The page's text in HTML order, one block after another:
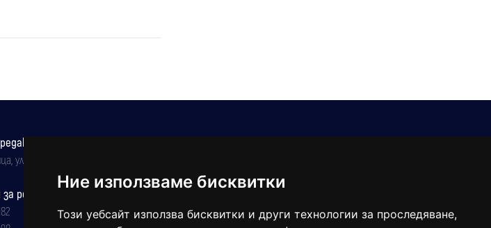
Ние използваме бисквитки
Този уебсайт използва бисквитки и други технологии за проследяване,
ул.''Христо Ботев" 43
реклама и абонаменти
balgarkanews@gmail.com